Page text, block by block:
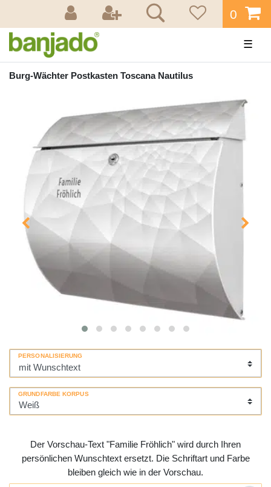
0
☰
Burg-Wächter Postkasten Toscana Nautilus
PERSONALISIERUNG
GRUNDFARBE KORPUS
Der Vorschau-Text "Familie Fröhlich" wird durch Ihren
persönlichen Wunschtext ersetzt. Die Schriftart und Farbe
bleiben gleich wie in der Vorschau.